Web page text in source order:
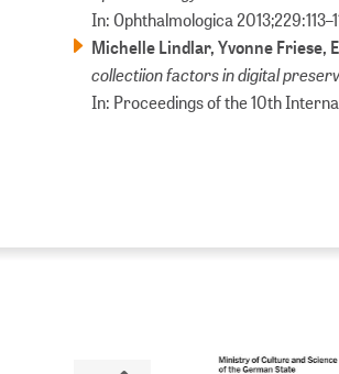
In: Ophthalmologica
Michelle Lindlar, Yvonne Friese,
collectiion factors in digital
In: Proceedings of the 10th